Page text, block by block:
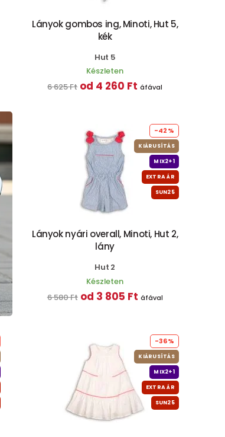
Lányok gombos ing, Minoti, Hut 5,
kék
Hut 5
Készleten
6 625 Ft od 4 260 Ft áfával
-42%
KIÁRUSÍTÁS
MIX2+1
EXTRA ÁR
SUN25
Lányok nyári overall, Minoti, Hut 2,
lány
Hut 2
Készleten
6 580 Ft od 3 805 Ft áfával
-36%
KIÁRUSÍTÁS
MIX2+1
EXTRA ÁR
SUN25